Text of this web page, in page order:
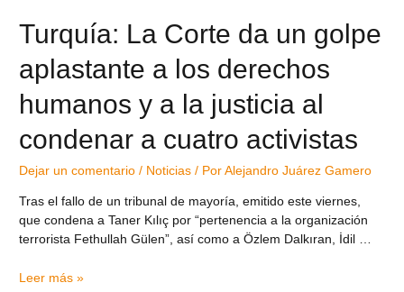
Turquía: La Corte da un golpe
aplastante a los derechos
humanos y a la justicia al
condenar a cuatro activistas
Dejar un comentario / Noticias / PorAlejandro Juárez Gamero
Tras el fallo de un tribunal de mayoría, emitido este viernes,
que condena a Taner Kılıç por “pertenencia a la organización
terrorista Fethullah Gülen”, así como a Özlem Dalkıran, İdil …
Leer más »